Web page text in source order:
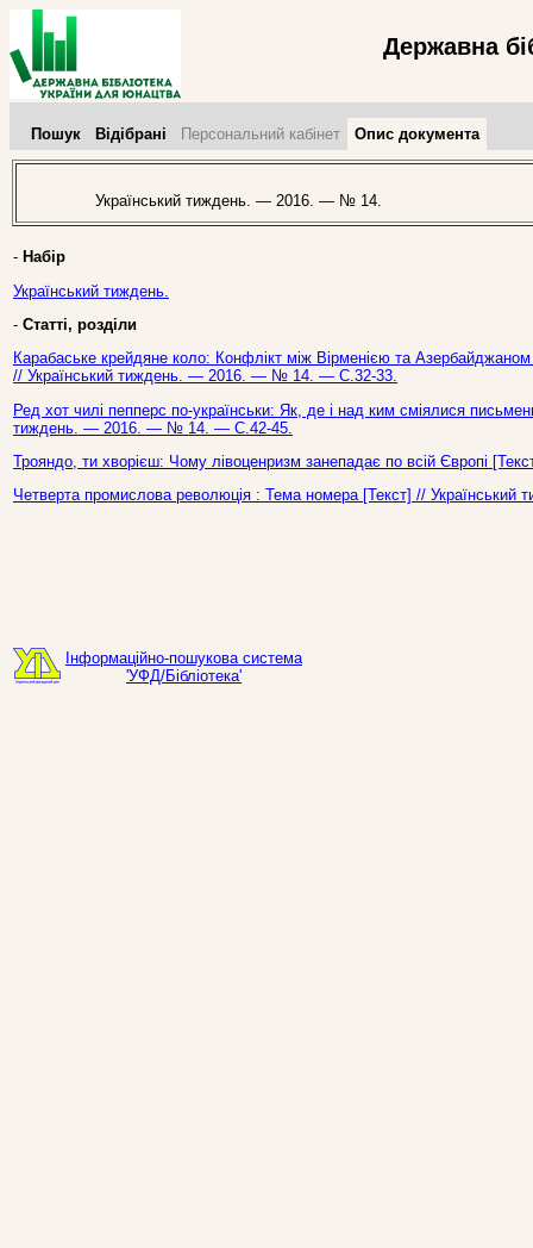
Державна
Пошук Відібрані Персональний кабінет Опис документа
Український тиждень. — 2016. — № 14.
- Набір
Український тиждень.
- Статті, розділи
Карабаське крейдяне коло: Конфлікт між Вірменією та
// Український тиждень. — 2016. — № 14. — С.32-33.
Ред хот чилі пепперс по-українськи: Як, де і над ким сміялися
тиждень. — 2016. — № 14. — С.42-45.
Трояндо, ти хворієш: Чому лівоценризм занепадає по всій Європі
Четверта промислова революція : Тема номера [Текст] //
Інформаційно-пошукова система
'УФД/Бібліотека'